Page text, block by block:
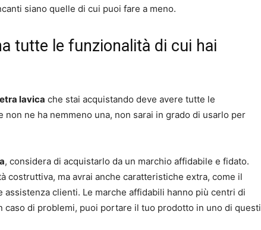
siano quelle di cui puoi fare a meno.
tutte le funzionalità di cui hai
lavica che stai acquistando deve avere tutte le
ne ha nemmeno una, non sarai in grado di usarlo per
, considera di acquistarlo da un marchio affidabile e fidato.
costruttiva, ma avrai anche caratteristiche extra, come il
assistenza clienti. Le marche affidabili hanno più centri di
caso di problemi, puoi portare il tuo prodotto in uno di questi